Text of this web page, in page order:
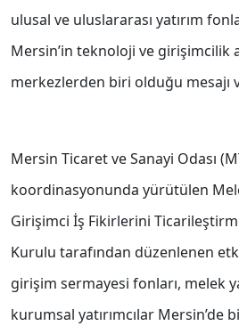
ulusal ve uluslararası yatırım
Mersin’in teknoloji ve girişimcilik
merkezlerden biri olduğu mesajı
Mersin Ticaret ve Sanayi Odası
koordinasyonunda yürütülen
Girişimci İş Fikirlerini
Kurulu tarafından düzenlenen
girişim sermayesi fonları, melek
kurumsal yatırımcılar Mersin’de